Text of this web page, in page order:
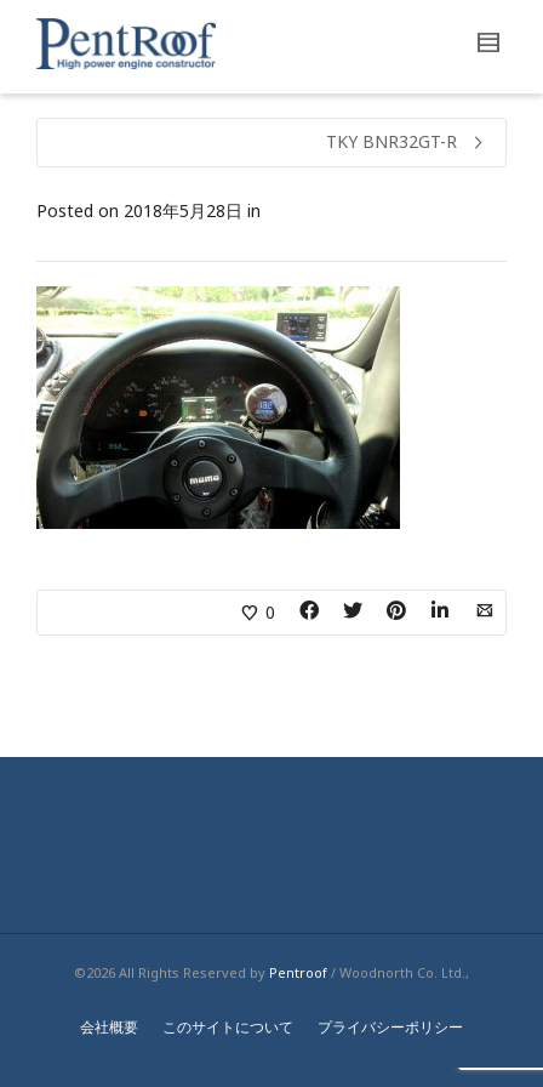
TKY BNR32GT-R
Posted on 2018年5月28日 in
0
©2026 All Rights Reserved by Pentroof / Woodnorth Co. Ltd.,
会社概要 このサイトについて プライバシーポリシー